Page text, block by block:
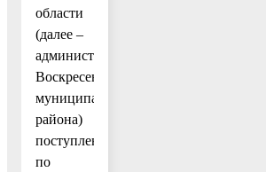
области
(далее –
администрация
Воскресенского
муниципального
района)
поступлений
по